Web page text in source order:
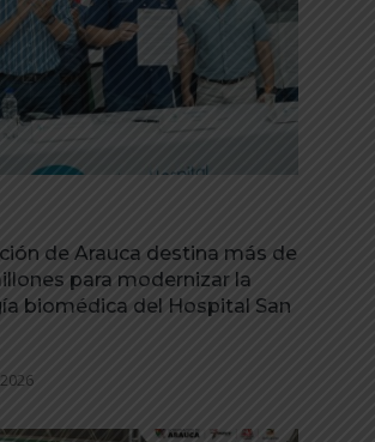
de Arauca destina más de
para modernizar la
biomédica del Hospital San